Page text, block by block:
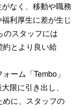
なく、移動や職務
利厚生に差が生じ
のスタッフには
とより良い給
ーム「Tembo」
限に引き出し、
に、スタッフの